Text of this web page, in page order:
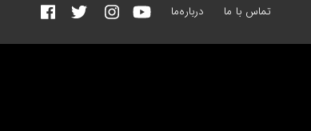
تماس با ما درباره‌ما